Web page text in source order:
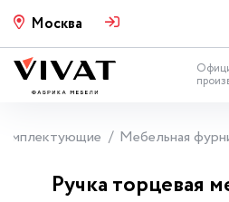
Москва
Мебельная
Ручка торцевая